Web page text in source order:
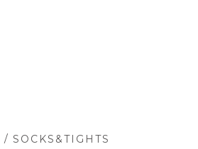
/ SOCKS&TIGHTS